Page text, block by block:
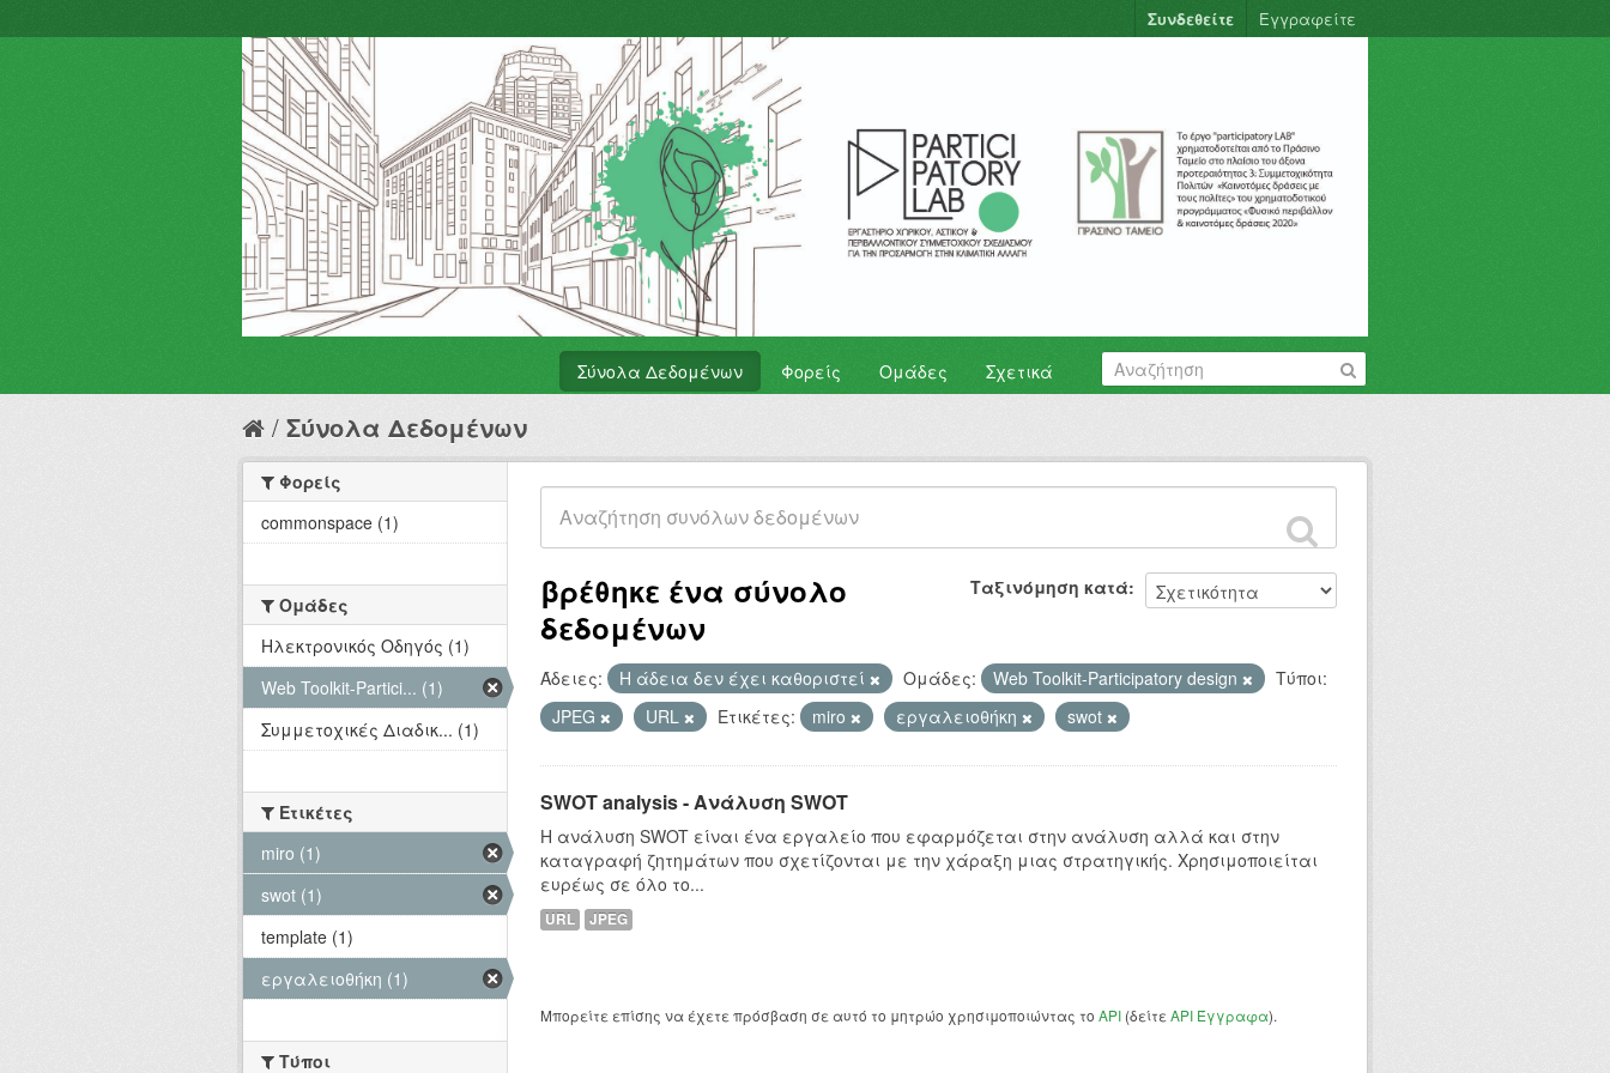
Συνδεθείτε Εγγραφείτε
Σύνολα Δεδομένων Φορείς Ομάδες Σχετικά
Σύνολα Δεδομένων
Ταξινόμηση κατά
βρέθηκε ένα σύνολο
δεδομένων
Άδειες: Η άδεια δεν έχει καθοριστεί Ομάδες: Web Toolkit-Participatory design
Τύποι:
JPEG
URL Ετικέτες: miro εργαλειοθήκη swot
SWOT analysis - Ανάλυση SWOT
Η ανάλυση SWOT είναι ένα εργαλείο που εφαρμόζεται στην ανάλυση αλλά και στην
καταγραφή ζητημάτων που σχετίζονται με την χάραξη μιας στρατηγικής. Χρησιμοποιείται
ευρέως σε όλο το...
URL JPEG
Μπορείτε επίσης να έχετε πρόσβαση σε αυτό το μητρώο χρησιμοποιώντας το API (δείτε API Έγγραφα).
Φορείς
commonspace (1)
Ομάδες
Hλεκτρονικός Οδηγός (1)
Web Toolkit-Partici... (1)
Συμμετοχικές Διαδικ... (1)
Ετικέτες
miro (1)
swot (1)
template (1)
εργαλειοθήκη (1)
Τύποι